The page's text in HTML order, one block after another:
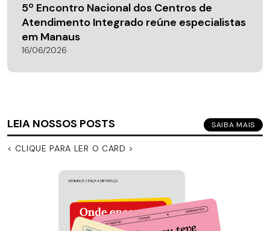
5º Encontro Nacional dos Centros de
Atendimento Integrado reúne especialistas
em Manaus
16/06/2026
LEIA NOSSOS POSTS SAIBA MAIS
< CLIQUE PARA LER O CARD >